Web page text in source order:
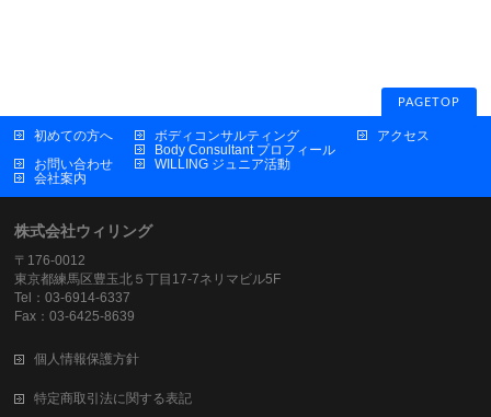
PAGETOP
初めての方へ
ボディコンサルティング
Body Consultant プロフィール
アクセス
お問い合わせ
会社案内
WILLING ジュニア活動
株式会社ウィリング
〒176-0012
東京都練馬区豊玉北５丁目17-7ネリマビル5F
Tel：03-6914-6337
Fax：03-6425-8639
個人情報保護方針
特定商取引法に関する表記